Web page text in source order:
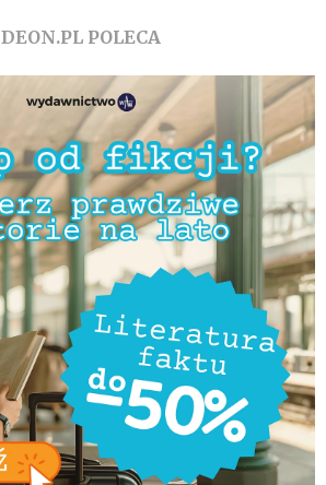
DEON.PL POLECA